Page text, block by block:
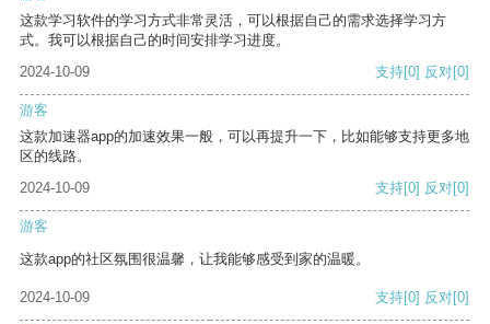
这款学习软件的学习方式非常灵活，可以根据自己的需求选择学习方
式。我可以根据自己的时间安排学习进度。
2024-10-09
支持[0] 反对[0]
游客
这款加速器app的加速效果一般，可以再提升一下，比如能够支持更多地
区的线路。
2024-10-09
支持[0] 反对[0]
游客
这款app的社区氛围很温馨，让我能够感受到家的温暖。
2024-10-09 支持[0] 反对[0]